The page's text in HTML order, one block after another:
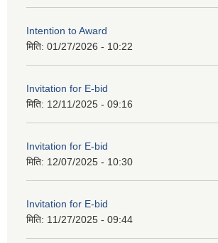
Intention to Award
मिति: 01/27/2026 - 10:22
Invitation for E-bid
मिति: 12/11/2025 - 09:16
Invitation for E-bid
मिति: 12/07/2025 - 10:30
Invitation for E-bid
मिति: 11/27/2025 - 09:44